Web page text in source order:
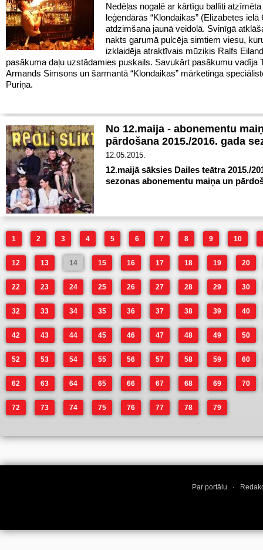
Nedēļas nogalē ar kārtīgu ballīti
leģendārās “Klondaikas” (Elizabetes ielā
atdzimšana jaunā veidolā. Svinīgā
nakts garumā pulcēja simtiem viesu,
izklaidēja atraktīvais mūziķis Ralfs
pasākuma daļu uzstādamies puskails. Savukārt pasākumu vadīja
Armands Simsons un šarmantā “Klondaikas” mārketinga
Puriņa.
No 12.maija - abonementu
pārdošana 2015./2016. gada
12.05.2015.
12.maijā sāksies Dailes teātra 2015./
sezonas abonementu maiņa un
1 2 3 4 5 6 7 8 9 10
12 13 14 15 16 17 18 19 20
22 23 24 25 26 27 28 29 30
32 33 34 35 36 37 38 39 40
42 43 44 45 46 47 48 49 50
52 53 54 55 56 57 58 59 60
62 63 64 65 66 67 68 69 70
72 73 74 75 76 77 78 79
Par portālu ·